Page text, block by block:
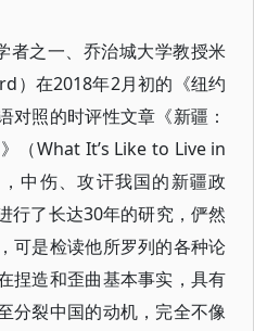
者之一、乔治城大学教授米
）在2018年2月初的《纽约
对照的时评性文章《新疆：
（What It’s Like to Live in
中伤、攻讦我国的新疆政
行了长达30年的研究，俨然
可是检读他所罗列的各种论
捏造和歪曲基本事实，具有
分裂中国的动机，完全不像